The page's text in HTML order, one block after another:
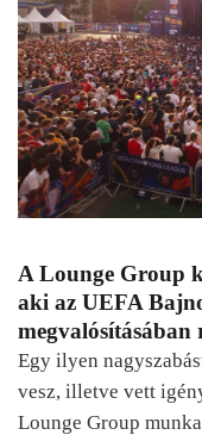
A Lounge Group
aki az UEFA
megvalósításában
Egy ilyen
vesz, illetve vett
Lounge Group